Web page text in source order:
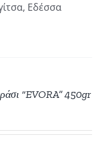
Εδέσσα
“EVORA” 450gr